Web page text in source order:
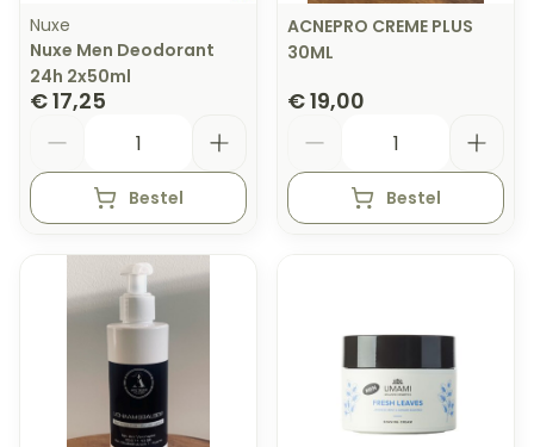
Nuxe
Nuxe Men Deodorant
24h 2x50ml
€ 17,25
Bestel
ACNEPRO CREME PLUS
30ML
€ 19,00
Bestel